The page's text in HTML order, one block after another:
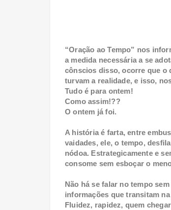
“Oração ao Tempo” nos
a medida necessária a se
cônscios disso, ocorre que o
turvam a realidade, e isso,
Tudo é para ontem!
Como assim!??
O ontem já foi.
A história é farta, entre
vaidades, ele, o tempo,
nódoa. Estrategicamente e
consome sem esboçar o
Não há se falar no tempo
informações que transitam
Fluidez, rapidez, quem